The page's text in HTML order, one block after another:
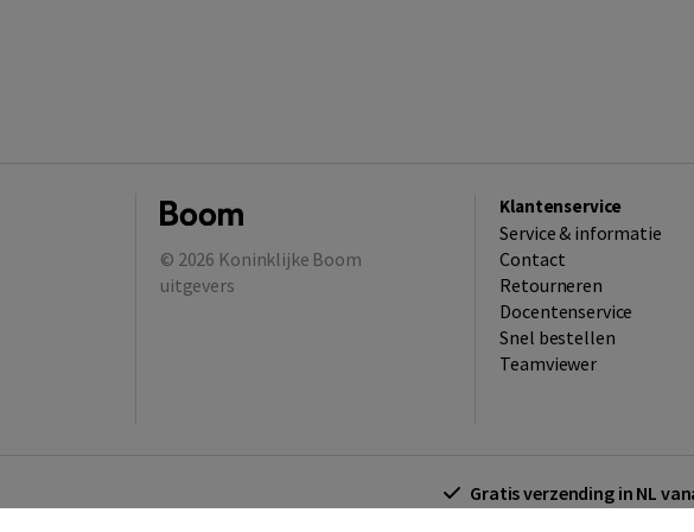
© 2026 Koninklijke Boom
uitgevers
Klantenservice
Service & informatie
Contact
Retourneren
Docentenservice
Snel bestellen
Teamviewer
Gratis verzending in NL